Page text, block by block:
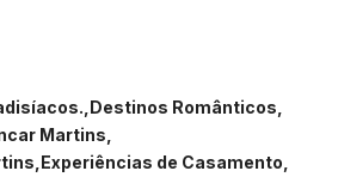
Destinos Românticos
Martins
Experiências de Casamento